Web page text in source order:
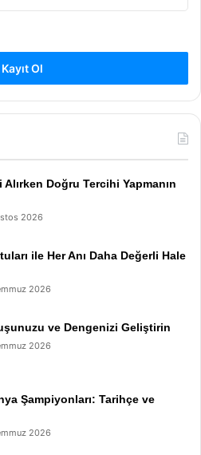
Kayıt Ol
Alırken Doğru Tercihi Yapmanın
2026
ile Her Anı Daha Değerli Hale
2026
ve Dengenizi Geliştirin
2026
Şampiyonları: Tarihçe ve
2026